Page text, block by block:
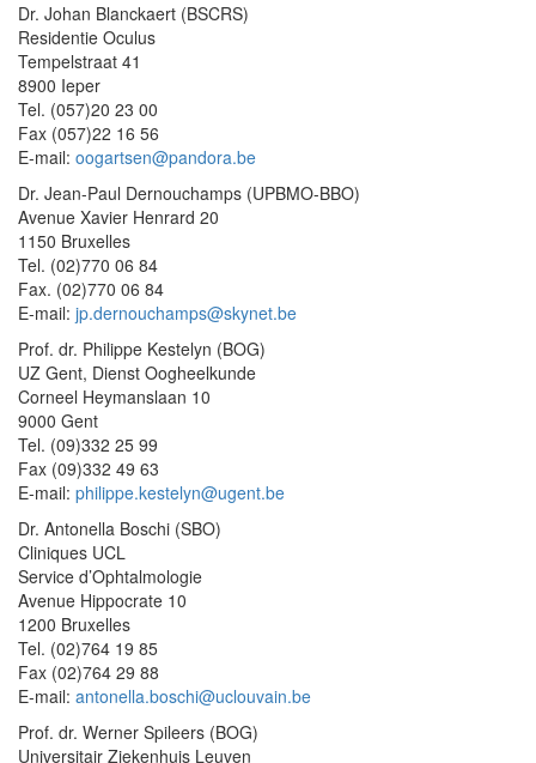
Dr. Johan Blanckaert (BSCRS)
Residentie Oculus
Tempelstraat 41
8900 Ieper
Tel. (057)20 23 00
Fax (057)22 16 56
E-mail: oogartsen@pandora.be
Dr. Jean-Paul Dernouchamps (UPBMO-BBO)
Avenue Xavier Henrard 20
1150 Bruxelles
Tel. (02)770 06 84
Fax. (02)770 06 84
E-mail: jp.dernouchamps@skynet.be
Prof. dr. Philippe Kestelyn (BOG)
UZ Gent, Dienst Oogheelkunde
Corneel Heymanslaan 10
9000 Gent
Tel. (09)332 25 99
Fax (09)332 49 63
E-mail: philippe.kestelyn@ugent.be
Dr. Antonella Boschi (SBO)
Cliniques UCL
Service d’Ophtalmologie
Avenue Hippocrate 10
1200 Bruxelles
Tel. (02)764 19 85
Fax (02)764 29 88
E-mail: antonella.boschi@uclouvain.be
Prof. dr. Werner Spileers (BOG)
Universitair Ziekenhuis Leuven